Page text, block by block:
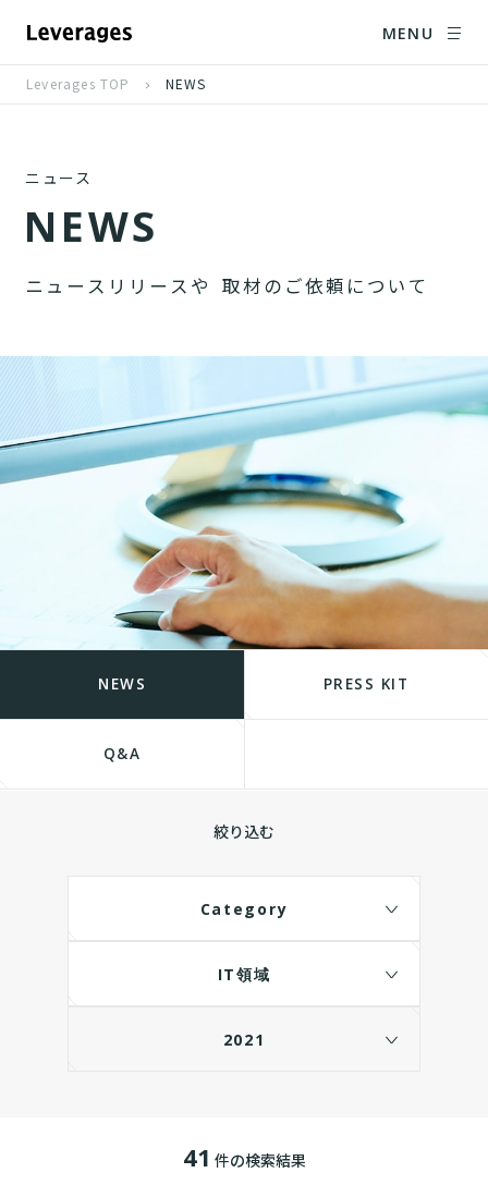
MENU
Leverages TOP NEWS
ニュース
NEWS
ニ ュ ー ス リ リ ー ス や 取材の ご依頼 に つ い て
NEWS PRESS KIT
Q&A
絞り込む
Category
IT領域
2021
41 件の検索結果